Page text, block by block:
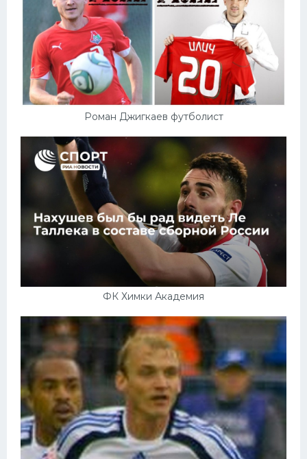
Роман Джигкаев футболист
ФК Химки Академия